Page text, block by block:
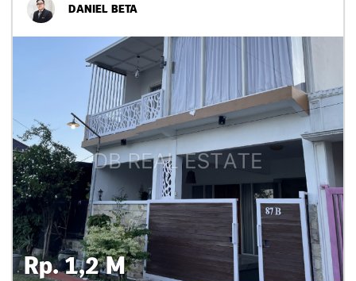
DANIEL BETA
Rp. 1,2 M